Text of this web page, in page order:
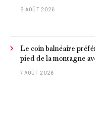
8 AOÛT 2026
Le coin balnéaire
pied de la montagne
poisson et criques
7 AOÛT 2026